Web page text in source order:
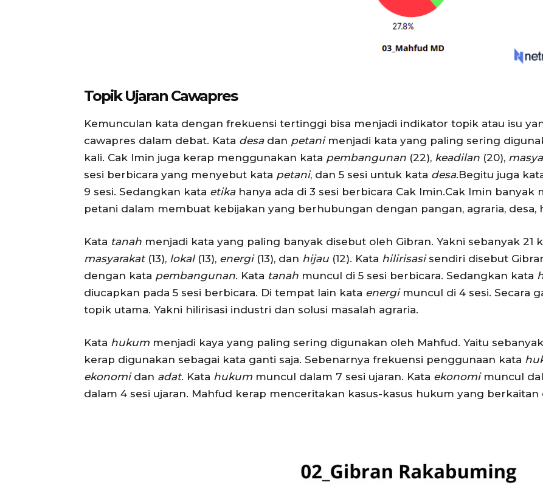
Topik Ujaran Cawapres
Kemunculan kata dengan frekuensi tertinggi bisa menjadi indikator topik atau isu
cawapres dalam debat. Kata desadan petanimenjadi kata yang paling sering
kali. Cak Imin juga kerap menggunakan kata pembangunan (22), keadilan (20),
sesi berbicara yang menyebut kata petani, dan 5 sesi untuk kata desa.Begitu juga
9 sesi. Sedangkan kata etikahanya ada di 3 sesi berbicara Cak Imin.Cak Imin banyak
petani dalam membuat kebijakan yang berhubungan dengan pangan, agraria,
Kata tanah menjadi kata yang paling banyak disebut oleh Gibran. Yakni sebanyak 21
masyarakat (13), lokal(13), energi(13), dan hijau (12). Kata hilirisasisendiri disebut
dengan kata pembangunan. Kata tanah muncul di 5 sesi berbicara. Sedangkan kata
diucapkan pada 5 sesi berbicara. Di tempat lain kata energimuncul di 4 sesi. Secara
topik utama. Yakni hilirisasi industri dan solusi masalah agraria.
Kata hukum menjadi kaya yang paling sering digunakan oleh Mahfud. Yaitu sebanyak
kerap digunakan sebagai kata ganti saja. Sebenarnya frekuensi penggunaan kata
ekonomidan adat. Kata hukum muncul dalam 7 sesi ujaran. Kata ekonomimuncul
dalam 4 sesi ujaran. Mahfud kerap menceritakan kasus-kasus hukum yang berkaitan